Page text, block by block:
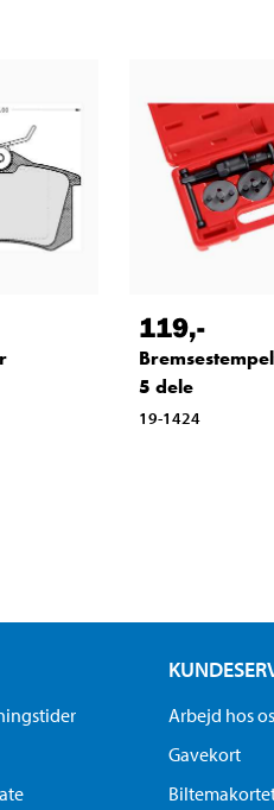
119,-
5 dele
19-1424
Arbejd hos os
Gavekort